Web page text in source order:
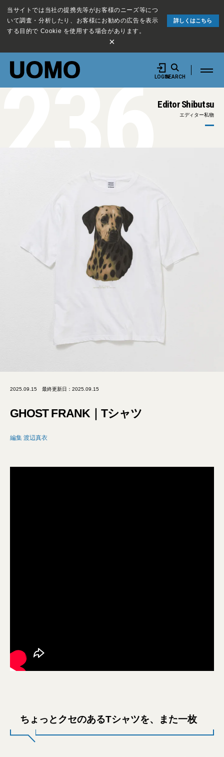
当サイトでは当社の提携先等がお客様のニーズ等につ
いて調査・分析したり、お客様にお勧めの広告を表示
する目的で Cookie を使用する場合があります。
詳しくはこちら
×
LOGINSEARCH
Editor Shibutsu
エディター私物
236
2025.09.15 最終更新日：2025.09.15
GHOST FRANK｜Tシャツ
編集 渡辺真衣
ちょっとクセのあるTシャツを、また一枚